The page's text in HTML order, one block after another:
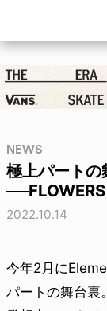
NEWS
極上パートの
2022.10.14
今年2月に
パートの舞台裏。